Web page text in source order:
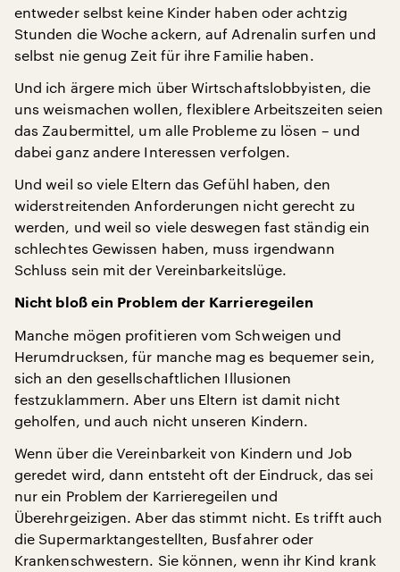
entweder selbst keine Kinder haben oder achtzig
Stunden die Woche ackern, auf Adrenalin surfen und
selbst nie genug Zeit für ihre Familie haben.
Und ich ärgere mich über Wirtschaftslobbyisten, die
uns weismachen wollen, flexiblere Arbeitszeiten seien
das Zaubermittel, um alle Probleme zu lösen – und
dabei ganz andere Interessen verfolgen.
Und weil so viele Eltern das Gefühl haben, den
widerstreitenden Anforderungen nicht gerecht zu
werden, und weil so viele deswegen fast ständig ein
schlechtes Gewissen haben, muss irgendwann
Schluss sein mit der Vereinbarkeitslüge.
Nicht bloß ein Problem der Karrieregeilen
Manche mögen profitieren vom Schweigen und
Herumdrucksen, für manche mag es bequemer sein,
sich an den gesellschaftlichen Illusionen
festzuklammern. Aber uns Eltern ist damit nicht
geholfen, und auch nicht unseren Kindern.
Wenn über die Vereinbarkeit von Kindern und Job
geredet wird, dann entsteht oft der Eindruck, das sei
nur ein Problem der Karrieregeilen und
Überehrgeizigen. Aber das stimmt nicht. Es trifft auch
die Supermarktangestellten, Busfahrer oder
Krankenschwestern. Sie können, wenn ihr Kind krank